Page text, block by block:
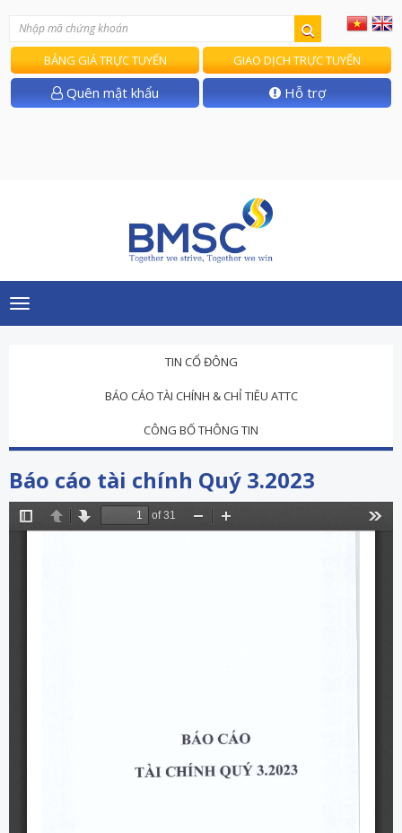
BẢNG GIÁ TRỰC TUYẾN GIAO DỊCH TRỰC TUYẾN
Quên mật khẩu Hỗ trợ
Toggle
navigation
TIN CỔ ĐÔNG
BÁO CÁO TÀI CHÍNH & CHỈ TIÊU ATTC
CÔNG BỐ THÔNG TIN
Báo cáo tài chính Quý 3.2023